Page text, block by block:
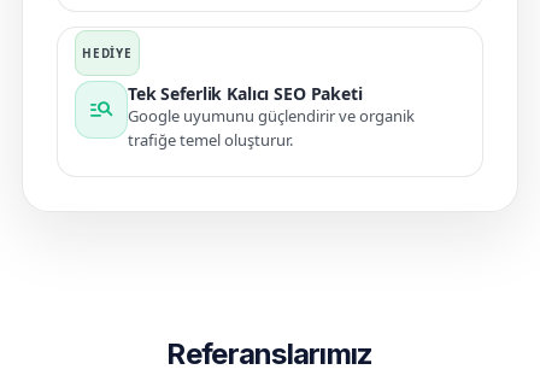
manage_search
Tek Seferlik Kalıcı SEO Paketi
Google uyumunu güçlendirir ve organik
trafiğe temel oluşturur.
Referanslarımız